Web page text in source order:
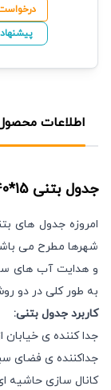
اطلاعات
جدول بتنی 15*40*50
امروزه جدول های
شهرها مطرح می
و هدایت آب های
به طور کلی در دو
کاربرد جدول بتنی:
جدا کننده ی خیابان
جداکننده ی فضای
کانال سازی حاشیه